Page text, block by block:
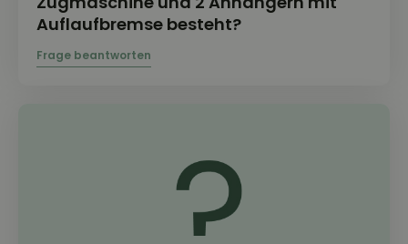
Auflaufbremse besteht?